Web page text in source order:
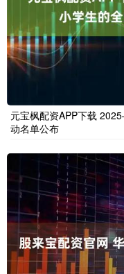
元宝枫配资APP下载
动名单公布